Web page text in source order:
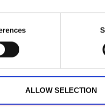
ALLOW SELECTION
fürdők és a modern
egyik fő pozitívuma.